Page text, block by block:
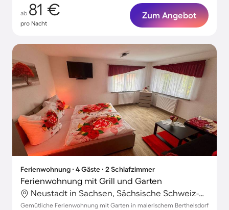
ab 81 €
pro Nacht
Zum Angebot
Ferienwohnung ∙ 4 Gäste ∙ 2 Schlafzimmer
Ferienwohnung mit Grill und Garten
Neustadt in Sachsen, Sächsische Schweiz-Osterzgebirge, Deutschland
Gemütliche Ferienwohnung mit Garten in malerischem Berthelsdorf